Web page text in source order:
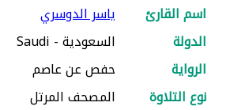
اسم القارئ
ياسر الدوسري
الدولة
السعودية - Saudi
الرواية
حفص عن عاصم
نوع التلاوة
المصحف المرتل